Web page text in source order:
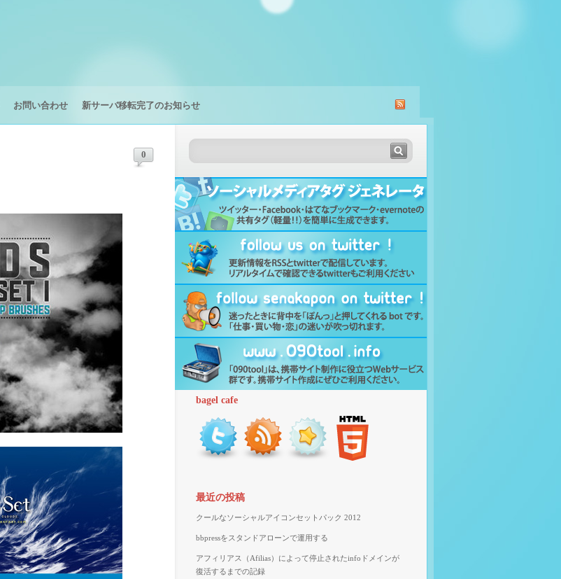
お問い合わせ 新サーバ移転完了のお知らせ
0
bagel cafe
最近の投稿
クールなソーシャルアイコンセットパック 2012
bbpressをスタンドアローンで運用する
アフィリアス（Afilias）によって停止されたinfoドメインが
復活するまでの記録